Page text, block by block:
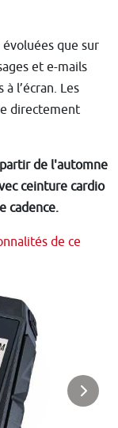
que sur
et e-mails
l’écran. Les
directement
de l'automne
ceinture cardio
cadence.
de ce